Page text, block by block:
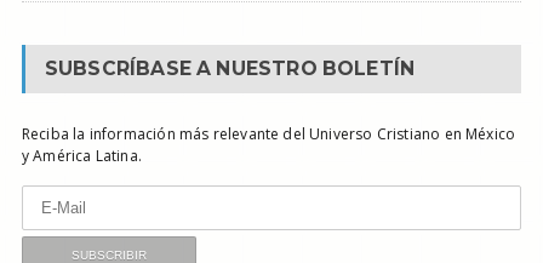
SUBSCRÍBASE A NUESTRO BOLETÍN
Reciba la información más relevante del Universo Cristiano en México
y América Latina.